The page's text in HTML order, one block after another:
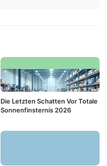
Die Letzten Schatten Vor Totale
Sonnenfinsternis 2026